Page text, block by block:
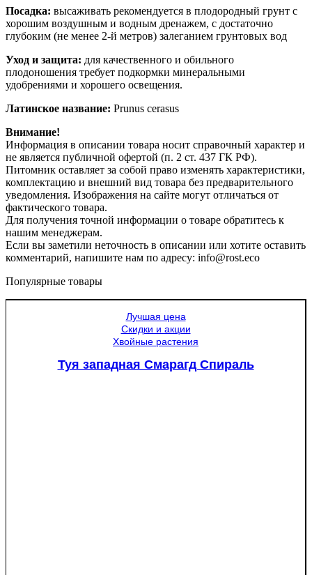
Посадка: высаживать рекомендуется в плодородный грунт с
хорошим воздушным и водным дренажем, с достаточно
глубоким (не менее 2-й метров) залеганием грунтовых вод
Уход и защита: для качественного и обильного
плодоношения требует подкормки минеральными
удобрениями и хорошего освещения.
Латинское название: Prunus cerasus
Внимание!
Информация в описании товара носит справочный характер и
не является публичной офертой (п. 2 ст. 437 ГК РФ).
Питомник оставляет за собой право изменять характеристики,
комплектацию и внешний вид товара без предварительного
уведомления. Изображения на сайте могут отличаться от
фактического товара.
Для получения точной информации о товаре обратитесь к
нашим менеджерам.
Если вы заметили неточность в описании или хотите оставить
комментарий, напишите нам по адресу: info@rost.eco
Популярные товары
Лучшая цена
Скидки и акции
Хвойные растения
Туя западная Смарагд Спираль